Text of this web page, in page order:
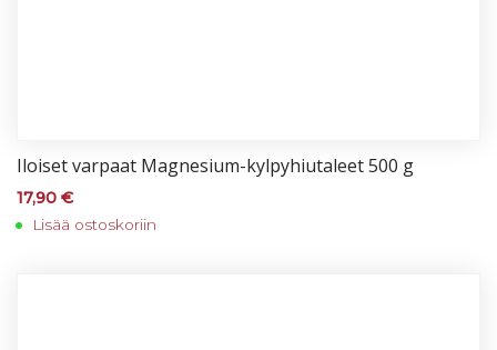
Iloi­set var­paat Mag­ne­sium-kyl­py­hiu­ta­leet 500 g
17,90 €
Lisää ostoskoriin